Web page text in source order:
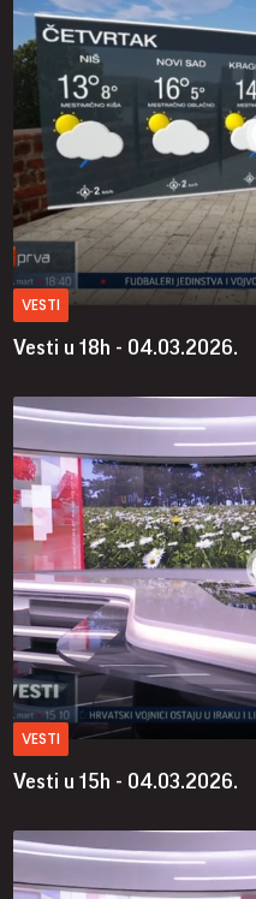
VESTI
Vesti u 18h - 04.03.2026.
VESTI
Vesti u 15h - 04.03.2026.